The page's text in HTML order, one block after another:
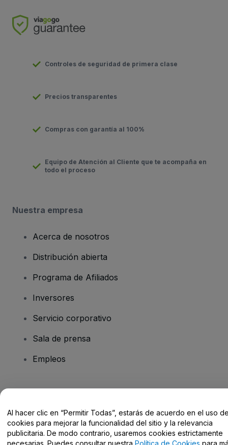
Controles de seguridad de primera clase
Precios transparentes
Compras con garantía al 100%
Equipo de Atención al Cliente que te acompaña en
todo el proceso
Nuestra empresa
Acerca de nosotros
Distribución abierta
Programa de Afiliados
Inversores
Servicio corporativo
Sala de prensa
Empleos
Centro de Ayuda / Contacto
Al hacer clic en “Permitir Todas”, estarás de acuerdo en el uso
cookies para mejorar la funcionalidad del sitio y la relevancia
publicitaria. De modo contrario, usaremos cookies estrictamente
necesarias. Puedes consultar nuestra Política de Cookies para